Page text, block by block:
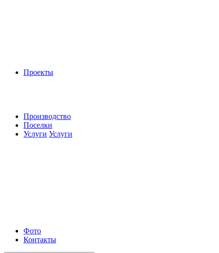
Проекты
Производство
Поселки
Услуги Услуги
Фото
Контакты